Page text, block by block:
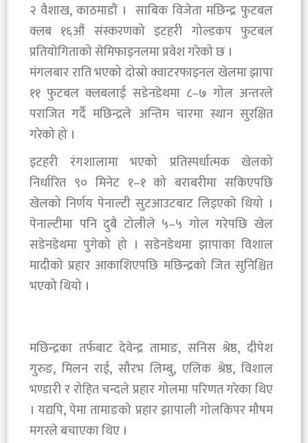
२ वैशाख, काठमाडौं । साबिक विजेता मछिन्द्र फुटबल
क्लब १६औं संस्करणको इटहरी गोल्डकप फुटबल
प्रतियोगिताको सेमिफाइनलमा प्रवेश गरेको छ ।
मंगलबार राति भएको दोस्रो क्वाटरफाइनल खेलमा झापा
११ फुटबल क्लबलाई सडेनडेथमा ८–७ गोल अन्तरले
पराजित गर्दै मछिन्द्रले अन्तिम चारमा स्थान सुरक्षित
गरेको हो ।
इटहरी रंगशालामा भएको प्रतिस्पर्धात्मक खेलको
निर्धारित ९० मिनेट १–१ को बराबरीमा सकिएपछि
खेलको निर्णय पेनाल्टी सुटआउटबाट लिइएको थियो ।
पेनाल्टीमा पनि दुबै टोलीले ५–५ गोल गरेपछि खेल
सडेनडेथमा पुगेको हो । सडेनडेथमा झापाका विशाल
मादीको प्रहार आकाशिएपछि मछिन्द्रको जित सुनिश्चित
भएको थियो ।
मछिन्द्रका तर्फबाट देवेन्द्र तामाङ, सनिस श्रेष्ठ, दीपेश
गुरुङ, मिलन राई, सौरभ लिम्बु, एलिक श्रेष्ठ, विशाल
भण्डारी र रोहित चन्दले प्रहार गोलमा परिणत गरेका थिए
। यद्यपि, पेमा तामाङको प्रहार झापाली गोलकिपर मौषम
मगरले बचाएका थिए ।